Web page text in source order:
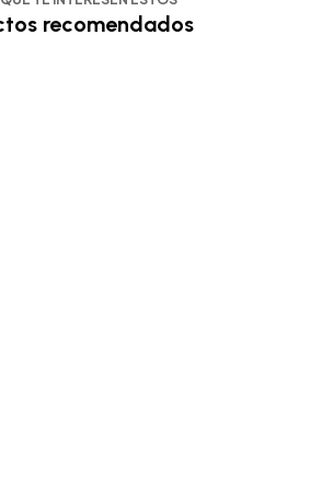
recomendados